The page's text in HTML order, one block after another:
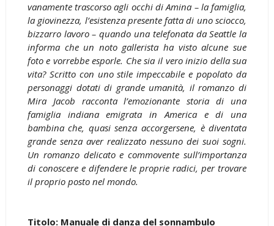
vanamente trascorso agli occhi di Amina – la famiglia,
la giovinezza, l’esistenza presente fatta di uno sciocco,
bizzarro lavoro – quando una telefonata da Seattle la
informa che un noto gallerista ha visto alcune sue
foto e vorrebbe esporle. Che sia il vero inizio della sua
vita? Scritto con uno stile impeccabile e popolato da
personaggi dotati di grande umanità, il romanzo di
Mira Jacob racconta l’emozionante storia di una
famiglia indiana emigrata in America e di una
bambina che, quasi senza accorgersene, è diventata
grande senza aver realizzato nessuno dei suoi sogni.
Un romanzo delicato e commovente sull’importanza
di conoscere e difendere le proprie radici, per trovare
il proprio posto nel mondo.
Titolo: Manuale di danza del sonnambulo